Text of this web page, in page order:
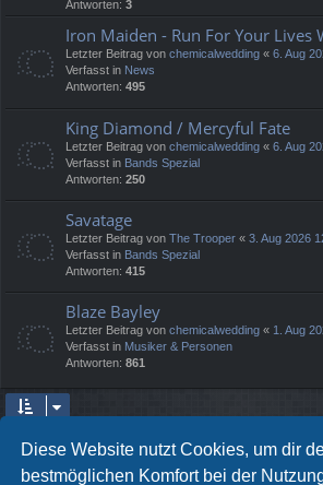
Diese Website nutzt Cookies, um dir
bestmöglichen Komfort bei der
Antworten: 3
Iron Maiden - Run For Your
Letzter Beitrag von chemicalwedding « 6. Aug
Verfasst in News
Antworten: 495
King Diamond / Mercyful Fate
Letzter Beitrag von chemicalwedding « 6. Aug
Verfasst in Bands Spezial
Antworten: 250
Savatage
Letzter Beitrag von The Trooper « 3. Aug 2026
Verfasst in Bands Spezial
Antworten: 415
Blaze Bayley
Letzter Beitrag von chemicalwedding « 1. Aug
Verfasst in Musiker & Personen
Antworten: 861